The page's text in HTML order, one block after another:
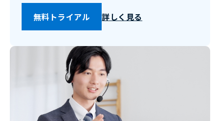
無料トライアル 詳しく見る